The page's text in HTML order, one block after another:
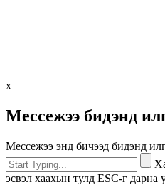
х
Мессежээ бидэнд
Мессежээ энд бичээд бидэнд
эсвэл хаахын тулд ESC-г дарна